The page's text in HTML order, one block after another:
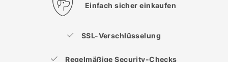
Einfach sicher einkaufen
SSL-Verschlüsselung
Regelmäßige Security-Checks